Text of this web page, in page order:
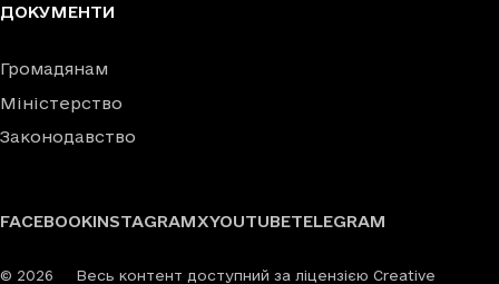
ДОКУМЕНТИ
Громадянам
Міністерство
Законодавство
FACEBOOKINSTAGRAMXYOUTUBETELEGRAM
© 2026 Весь контент доступний за ліцензією Creative